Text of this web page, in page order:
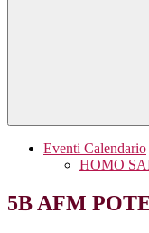
Eventi Calendario
HOMO
5B AFM